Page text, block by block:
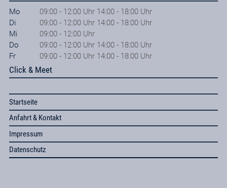
Mo
09:00 - 12:00 Uhr 14:00 - 18:00 Uhr
Di
09:00 - 12:00 Uhr 14:00 - 18:00 Uhr
Mi
09:00 - 12:00 Uhr
Do
09:00 - 12:00 Uhr 14:00 - 18:00 Uhr
Fr
09:00 - 12:00 Uhr 14:00 - 18:00 Uhr
Click & Meet
Startseite
Anfahrt & Kontakt
Impressum
Datenschutz